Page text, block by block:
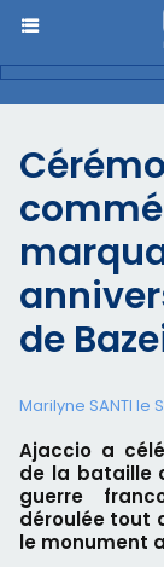
de
Marilyne SANTI le
Ajaccio a
de la bataille
guerre
déroulée tout
le monument